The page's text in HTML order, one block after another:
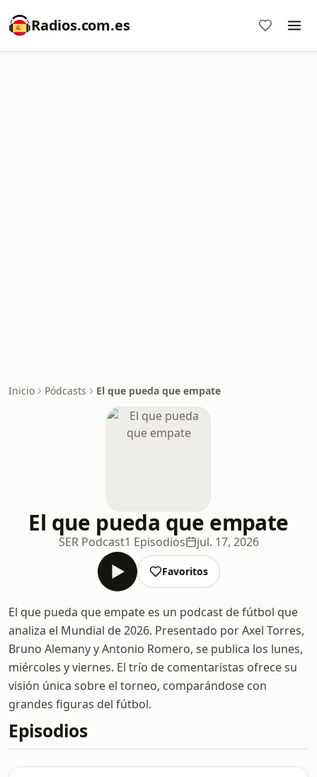
Radios.com.es
Inicio Pódcasts El que pueda que empate
El que pueda que empate
SER Podcast1 Episodios jul. 17, 2026
Favoritos
El que pueda que empate es un podcast de fútbol que
analiza el Mundial de 2026. Presentado por Axel Torres,
Bruno Alemany y Antonio Romero, se publica los lunes,
miércoles y viernes. El trío de comentaristas ofrece su
visión única sobre el torneo, comparándose con
grandes figuras del fútbol.
Episodios